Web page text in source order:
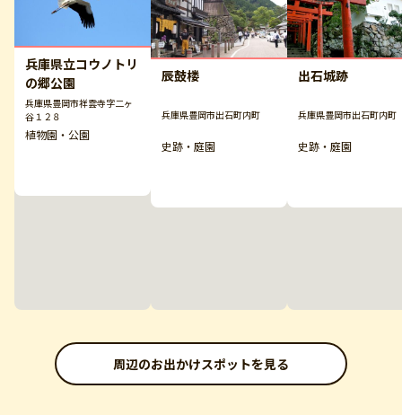
兵庫県立コウノトリ
の郷公園
兵庫県豊岡市祥雲寺字二ヶ
谷１２８
植物園・公園
辰鼓楼
兵庫県豊岡市出石町内町
史跡・庭園
出石城跡
兵庫県豊岡市出石町内町
史跡・庭園
周辺のお出かけスポットを見る